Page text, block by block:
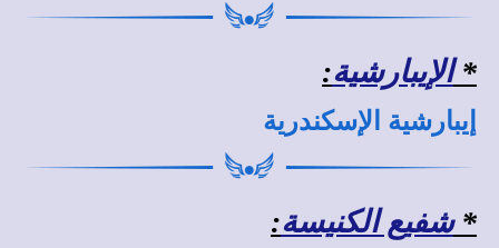
*الإيبارشية:
إيبارشية الإسكندرية
*شفيع الكنيسة: